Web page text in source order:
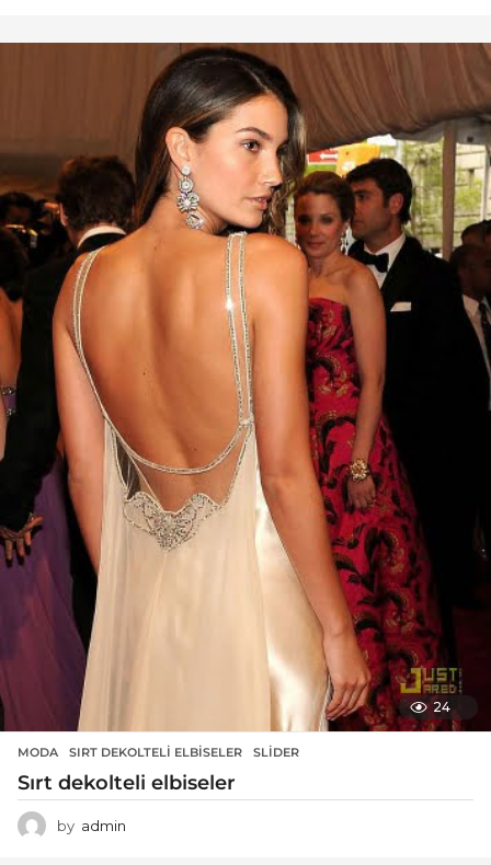
24
MODA SIRT DEKOLTELI ELBISELER ,SLIDER
Sırt dekolteli elbiseler
by admin